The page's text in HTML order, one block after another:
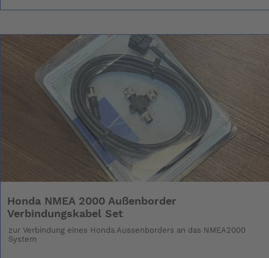
Honda NMEA 2000 Außenborder
Verbindungskabel Set
zur Verbindung eines Honda Aussenborders an das NMEA2000
System